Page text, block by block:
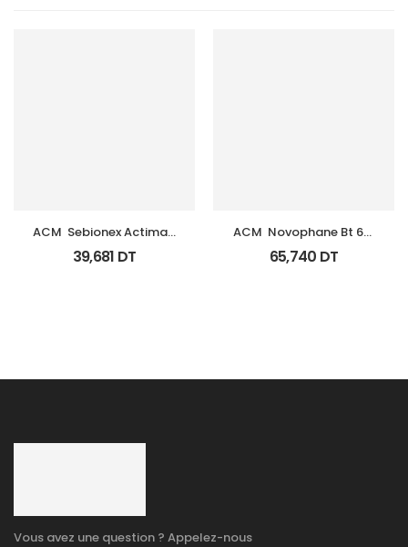
ACM  Sebionex Actimat
Soin Anti Imperfec Teint
40Ml
39,681 DT
ACM  Novophane Bt 60
Gelules
65,740 DT
Vous avez une question ? Appelez-nous